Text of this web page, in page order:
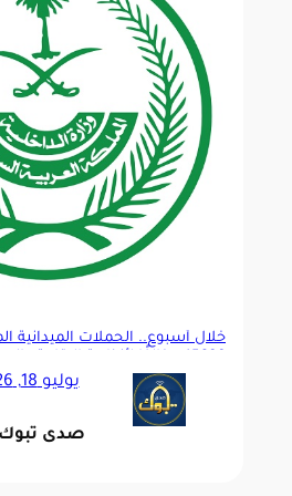
خلال أسبوع.. الحملات الميدانية
يوليو 18, 2026
صدى تبوك